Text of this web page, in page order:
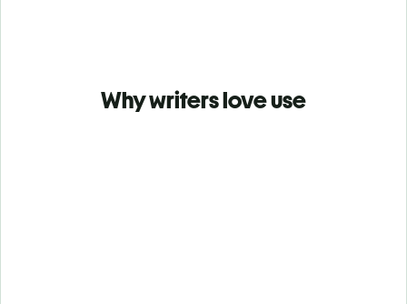
Why writers love use